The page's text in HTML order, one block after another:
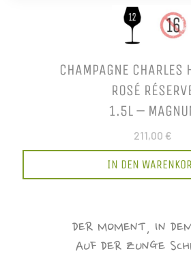
CHAMPAGNE CHARLES
ROSÉ
1.5L –
211,00 €
IN DEN
DER MOMENT, IN
AUF DER ZUNGE